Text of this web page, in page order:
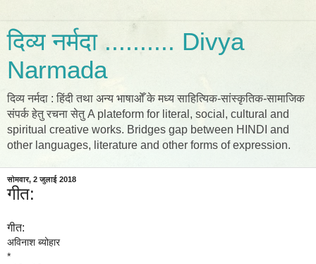
दिव्य नर्मदा .......... Divya
Narmada
दिव्य नर्मदा : हिंदी तथा अन्य भाषाओँ के मध्य साहित्यिक-सांस्कृतिक-सामाजिक
संपर्क हेतु रचना सेतु A plateform for literal, social, cultural and
spiritual creative works. Bridges gap between HINDI and
other languages, literature and other forms of expression.
सोमवार, 2 जुलाई 2018
गीत:
गीत:
अविनाश ब्योहार
*